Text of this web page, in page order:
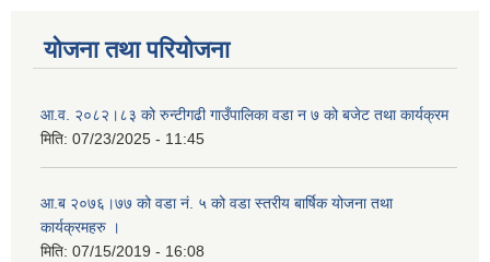
योजना तथा परियोजना
आ.व. २०८२।८३ को रुन्टीगढी गाउँपालिका वडा न ७ को बजेट तथा कार्यक्रम
मिति: 07/23/2025 - 11:45
आ.ब २०७६।७७ को वडा नं. ५ को वडा स्तरीय बार्षिक योजना तथा
कार्यक्रमहरु ।
मिति: 07/15/2019 - 16:08